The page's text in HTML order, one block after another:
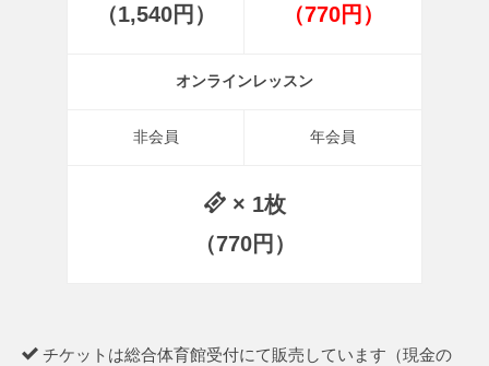
（1,540円）
（770円）
オンラインレッスン
非会員 年会員
× 1枚
（770円）
チケットは総合体育館受付にて販売しています（現金の